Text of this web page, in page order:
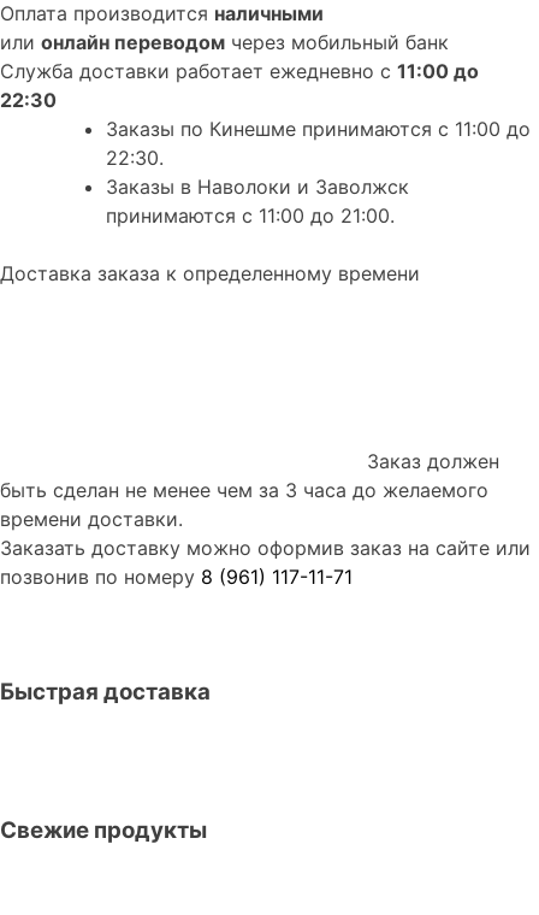
Оплата производится наличными
или онлайн переводом через мобильный банк
Служба доставки работает ежедневно с 11:00 до
22:30
Заказы по Кинешме принимаются с 11:00 до
22:30.
Заказы в Наволоки и Заволжск
принимаются с 11:00 до 21:00.
Доставка заказа к определенному времени
Заказ должен
быть сделан не менее чем за 3 часа до желаемого
времени доставки.
Заказать доставку можно оформив заказ на сайте или
позвонив по номеру 8 (961) 117-11-71
Быстрая доставка
Свежие продукты